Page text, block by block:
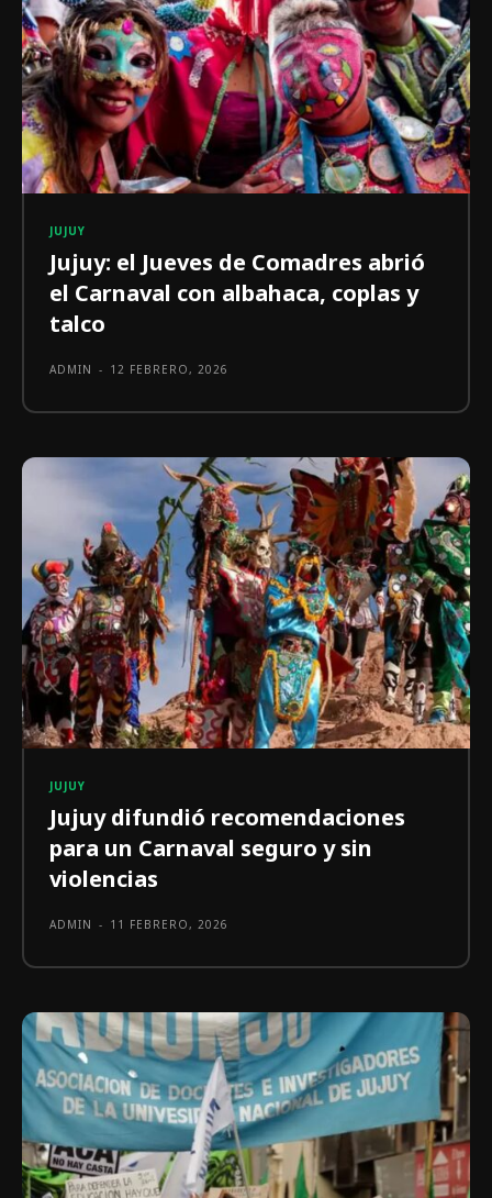
JUJUY
Jujuy: el Jueves de Comadres abrió
el Carnaval con albahaca, coplas y
talco
ADMIN - 12 FEBRERO, 2026
JUJUY
Jujuy difundió recomendaciones
para un Carnaval seguro y sin
violencias
ADMIN - 11 FEBRERO, 2026